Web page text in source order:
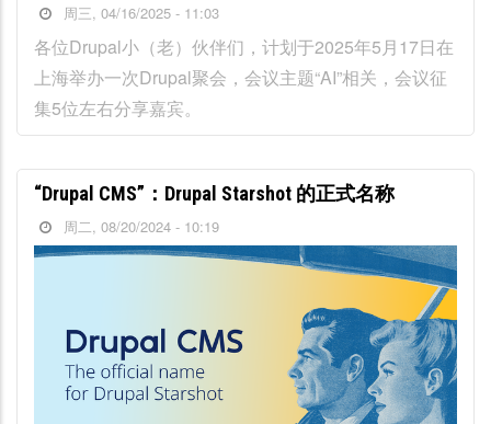
周三, 04/16/2025 - 11:03
各位Drupal小（老）伙伴们，计划于2025年5月17日在
上海举办一次Drupal聚会，会议主题“AI”相关，会议征
集5位左右分享嘉宾。
“Drupal CMS”：Drupal Starshot 的正式名称
周二, 08/20/2024 - 10:19